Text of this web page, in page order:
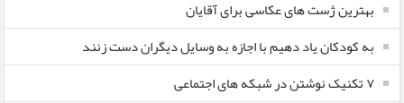
بهترین ژست های عکاسی برای آقایان
به کودکان یاد دهیم با اجازه به وسایل دیگران دست زنند
۷ تکنیک نوشتن در شبکه های اجتماعی